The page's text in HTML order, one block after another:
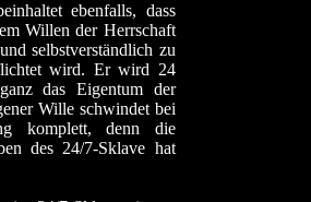
ebenfalls, dass
Willen der Herrschaft
selbstverständlich zu
wird. Er wird 24
das Eigentum der
Wille schwindet bei
komplett, denn die
des 24/7-Sklave hat